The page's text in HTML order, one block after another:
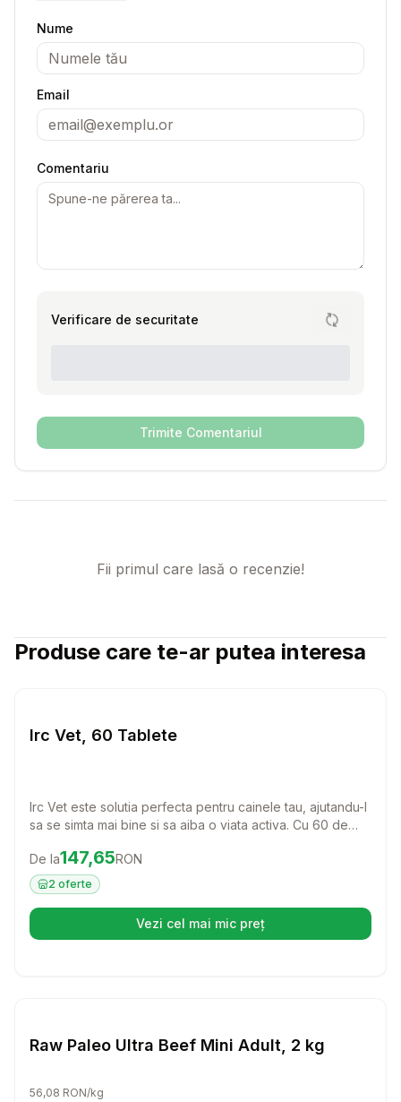
Nume
Email
Comentariu
Verificare de securitate
Trimite Comentariul
Fii primul care lasă o recenzie!
Produse care te-ar putea interesa
Irc Vet, 60 Tablete
Irc Vet este solutia perfecta pentru cainele tau, ajutandu-l
sa se simta mai bine si sa aiba o viata activa. Cu 60 de
pentru a oferi suport si confort patrupedului tau.
Preț:147.65 RON
De la147,65RON
2 oferte
Vezi cel mai mic preț(se deschide într-o filă nouă)
Raw Paleo Ultra Beef Mini Adult, 2 kg
56,08 RON/kg